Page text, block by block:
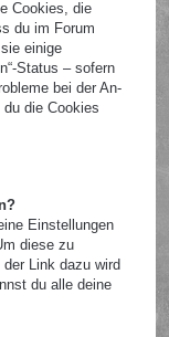
Cookies, die
du im Forum
einige
Status – sofern
bei der An-
die Cookies
Einstellungen
diese zu
der Link dazu wird
du alle deine